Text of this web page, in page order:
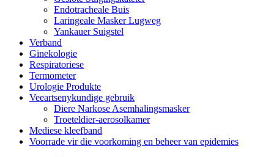
Endotracheale Buis
Laringeale Masker Lugweg
Yankauer Suigstel
Verband
Ginekologie
Respiratoriese
Termometer
Urologie Produkte
Veeartsenykundige gebruik
Diere Narkose Asemhalingsmasker
Troeteldier-aerosolkamer
Mediese kleefband
Voorrade vir die voorkoming en beheer van epidemies